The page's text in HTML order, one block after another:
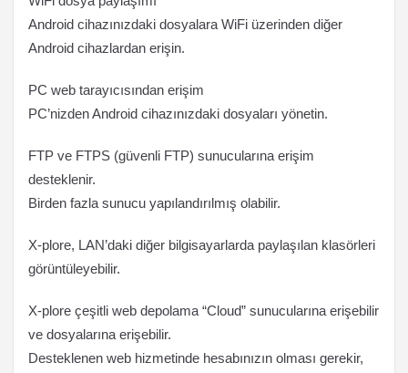
Android cihazınızdaki dosyalara WiFi üzerinden diğer
Android cihazlardan erişin.
PC web tarayıcısından erişim
PC’nizden Android cihazınızdaki dosyaları yönetin.
FTP ve FTPS (güvenli FTP) sunucularına erişim
desteklenir.
Birden fazla sunucu yapılandırılmış olabilir.
X-plore, LAN’daki diğer bilgisayarlarda paylaşılan klasörleri
görüntüleyebilir.
X-plore çeşitli web depolama “Cloud” sunucularına erişebilir
ve dosyalarına erişebilir.
Desteklenen web hizmetinde hesabınızın olması gerekir,